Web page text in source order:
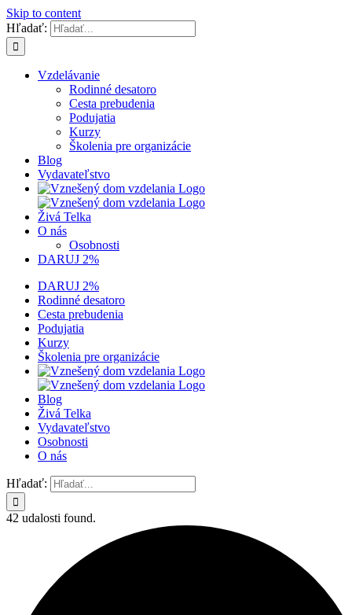
Skip to content
Hľadať:
Vzdelávanie
Rodinné desatoro
Cesta prebudenia
Podujatia
Kurzy
Školenia pre organizácie
Blog
Vydavateľstvo
Živá Telka
O nás
Osobnosti
DARUJ 2%
DARUJ 2%
Rodinné desatoro
Cesta prebudenia
Podujatia
Kurzy
Školenia pre organizácie
Blog
Živá Telka
Vydavateľstvo
Osobnosti
O nás
Hľadať:
42 udalosti found.